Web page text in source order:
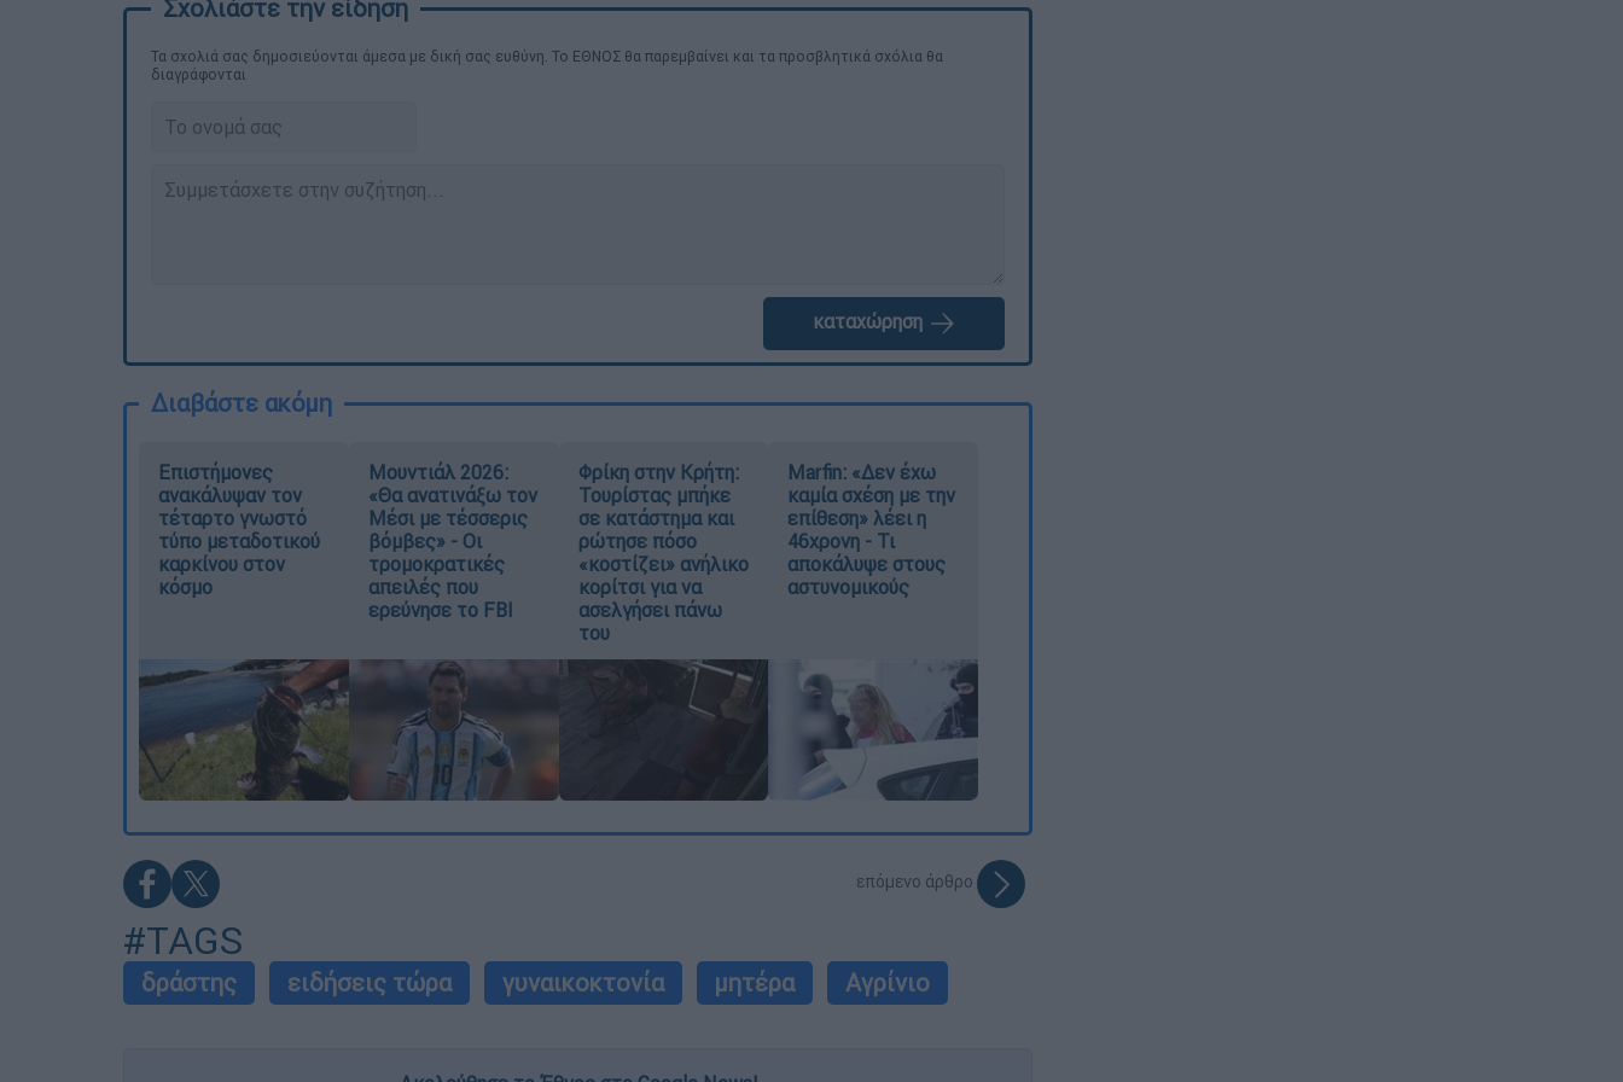
Τα σχολιά σας δημοσιεύονται άμεσα με δική σας ευθύνη. Το ΕΘΝΟΣ θα παρεμβαίνει και τα προσβλητικά σχόλια θα
διαγράφονται
καταχώρηση
Διαβάστε ακόμη
Επιστήμονες
ανακάλυψαν τον
τέταρτο γνωστό
τύπο μεταδοτικού
καρκίνου στον
κόσμο
Μουντιάλ 2026:
«Θα ανατινάξω τον
Μέσι με τέσσερις
βόμβες» - Οι
τρομοκρατικές
απειλές που
ερεύνησε το FBI
Φρίκη στην Κρήτη:
Τουρίστας μπήκε
σε κατάστημα και
ρώτησε πόσο
«κοστίζει» ανήλικο
κορίτσι για να
ασελγήσει πάνω
του
Marfin: «Δεν έχω
καμία σχέση με την
επίθεση» λέει η
46χρονη - Τι
αποκάλυψε στους
αστυνομικούς
επόμενο άρθρο
#TAGS
δράστης ειδήσεις τώρα γυναικοκτονία μητέρα Αγρίνιο